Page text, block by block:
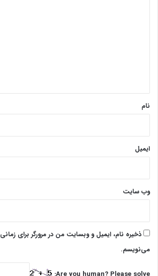
نام
ایمیل
وب‌ سایت
ذخیره نام، ایمیل و وبسایت من در مرورگر برای
می‌نویسم.